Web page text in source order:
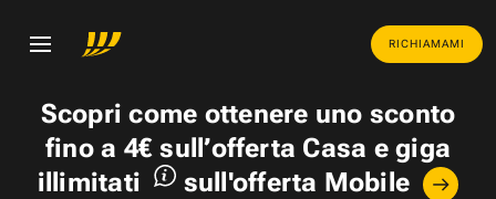
RICHIAMAMI
Scopri come ottenere uno sconto
fino a 4€ sull’offerta Casa egiga
illimitati
sull'offerta Mobile